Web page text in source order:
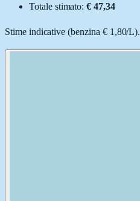
Totale stimato:€ 47,34
Stime indicative (benzina € 1,80/L).